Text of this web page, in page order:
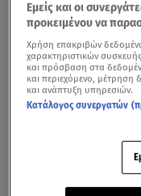
Επιπλέον 171 εκατ. ευρώ
Βόλο ο Κυριάκος
Εμείς και οι
προκειμένου να
Χρήση επακριβών
χαρακτηριστικών
και πρόσβαση στα
και περιεχόμενο, μέτρηση
και ανάπτυξη υπηρεσιών.
Κατάλογος συνεργατών